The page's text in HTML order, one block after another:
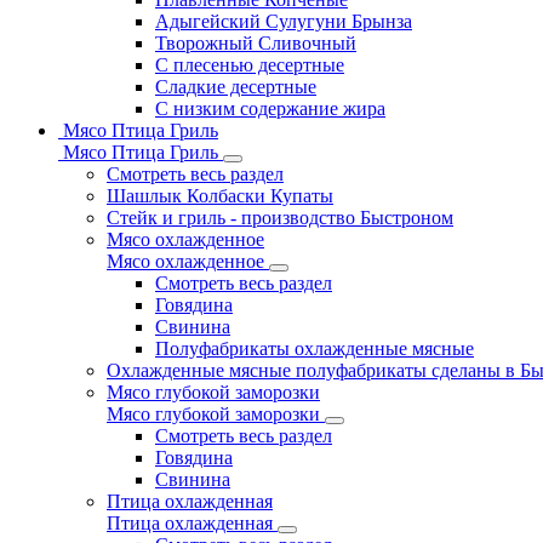
Адыгейский Сулугуни Брынза
Творожный Сливочный
С плесенью десертные
Сладкие десертные
С низким содержание жира
Мясо Птица Гриль
Мясо Птица Гриль
Смотреть весь раздел
Шашлык Колбаски Купаты
Стейк и гриль - производство Быстроном
Мясо охлажденное
Мясо охлажденное
Смотреть весь раздел
Говядина
Свинина
Полуфабрикаты охлажденные мясные
Охлажденные мясные полуфабрикаты сделаны в
Мясо глубокой заморозки
Мясо глубокой заморозки
Смотреть весь раздел
Говядина
Свинина
Птица охлажденная
Птица охлажденная